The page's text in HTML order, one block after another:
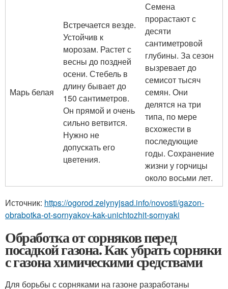
Марь белая
Встречается везде.
Устойчив к
морозам. Растет с
весны до поздней
осени. Стебель в
длину бывает до
150 сантиметров.
Он прямой и очень
сильно ветвится.
Нужно не
допускать его
цветения.
Семена
прорастают с
десяти
сантиметровой
глубины. За сезон
вызревает до
семисот тысяч
семян. Они
делятся на три
типа, по мере
всхожести в
последующие
годы. Сохранение
жизни у горчицы
около восьми лет.
Источник: https://ogorod.zelynyjsad.info/novosti/gazon-
obrabotka-ot-sornyakov-kak-unichtozhit-sornyaki
Обработка от сорняков перед
посадкой газона. Как убрать сорняки
с газона химическими средствами
Для борьбы с сорняками на газоне разработаны